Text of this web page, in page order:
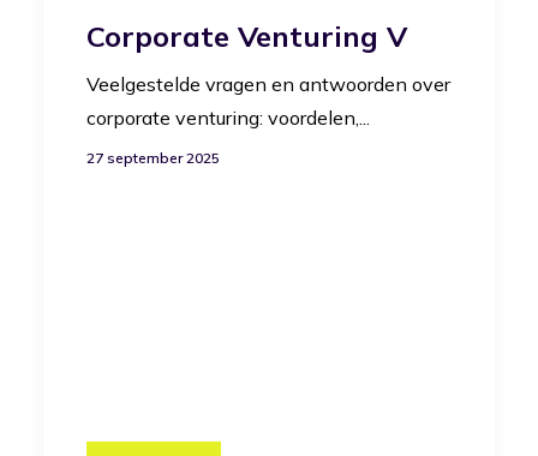
Corporate Venturing V
Veelgestelde vragen en antwoorden over
corporate venturing: voordelen,...
27 september 2025